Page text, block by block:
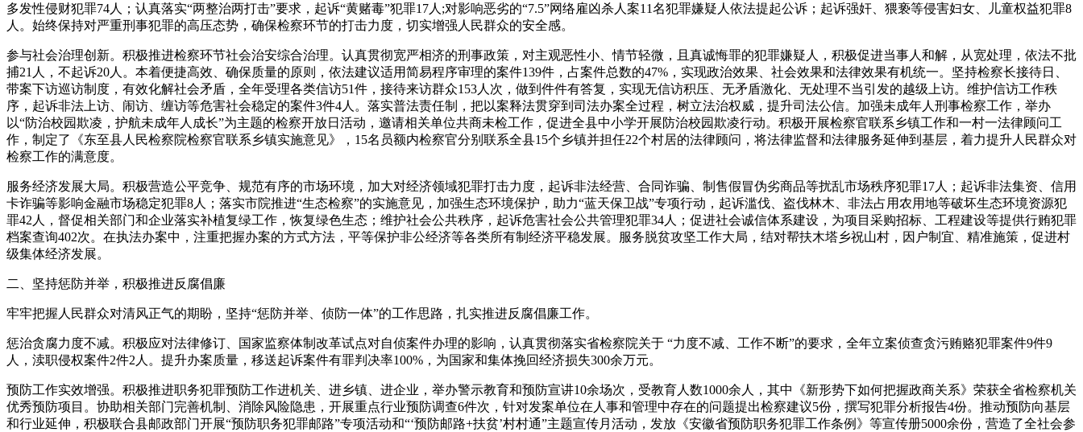
多发性侵财犯罪74人；认真落实“两整治两打击”要求，起诉“黄赌毒”犯罪17人;对影响恶劣的“7.5”网络雇凶杀人案11名犯罪嫌疑人依法提起公诉；起诉强奸、猥亵等侵害妇女、儿童权益犯罪8
人。始终保持对严重刑事犯罪的高压态势，确保检察环节的打击力度，切实增强人民群众的安全感。
参与社会治理创新。积极推进检察环节社会治安综合治理。认真贯彻宽严相济的刑事政策，对主观恶性小、情节轻微，且真诚悔罪的犯罪嫌疑人，积极促进当事人和解，从宽处理，依法不批
捕21人，不起诉20人。本着便捷高效、确保质量的原则，依法建议适用简易程序审理的案件139件，占案件总数的47%，实现政治效果、社会效果和法律效果有机统一。坚持检察长接待日、
带案下访巡访制度，有效化解社会矛盾，全年受理各类信访51件，接待来访群众153人次，做到件件有答复，实现无信访积压、无矛盾激化、无处理不当引发的越级上访。维护信访工作秩
序，起诉非法上访、闹访、缠访等危害社会稳定的案件3件4人。落实普法责任制，把以案释法贯穿到司法办案全过程，树立法治权威，提升司法公信。加强未成年人刑事检察工作，举办
以“防治校园欺凌，护航未成年人成长”为主题的检察开放日活动，邀请相关单位共商未检工作，促进全县中小学开展防治校园欺凌行动。积极开展检察官联系乡镇工作和一村一法律顾问工
作，制定了《东至县人民检察院检察官联系乡镇实施意见》，15名员额内检察官分别联系全县15个乡镇并担任22个村居的法律顾问，将法律监督和法律服务延伸到基层，着力提升人民群众对
检察工作的满意度。
服务经济发展大局。积极营造公平竞争、规范有序的市场环境，加大对经济领域犯罪打击力度，起诉非法经营、合同诈骗、制售假冒伪劣商品等扰乱市场秩序犯罪17人；起诉非法集资、信用
卡诈骗等影响金融市场稳定犯罪8人；落实市院推进“生态检察”的实施意见，加强生态环境保护，助力“蓝天保卫战”专项行动，起诉滥伐、盗伐林木、非法占用农用地等破坏生态环境资源犯
罪42人，督促相关部门和企业落实补植复绿工作，恢复绿色生态；维护社会公共秩序，起诉危害社会公共管理犯罪34人；促进社会诚信体系建设，为项目采购招标、工程建设等提供行贿犯罪
档案查询402次。在执法办案中，注重把握办案的方式方法，平等保护非公经济等各类所有制经济平稳发展。服务脱贫攻坚工作大局，结对帮扶木塔乡祝山村，因户制宜、精准施策，促进村
级集体经济发展。
二、坚持惩防并举，积极推进反腐倡廉
牢牢把握人民群众对清风正气的期盼，坚持“惩防并举、侦防一体”的工作思路，扎实推进反腐倡廉工作。
惩治贪腐力度不减。积极应对法律修订、国家监察体制改革试点对自侦案件办理的影响，认真贯彻落实省检察院关于 “力度不减、工作不断”的要求，全年立案侦查贪污贿赂犯罪案件9件9
人，渎职侵权案件2件2人。提升办案质量，移送起诉案件有罪判决率100%，为国家和集体挽回经济损失300余万元。
预防工作实效增强。积极推进职务犯罪预防工作进机关、进乡镇、进企业，举办警示教育和预防宣讲10余场次，受教育人数1000余人，其中《新形势下如何把握政商关系》荣获全省检察机关
优秀预防项目。协助相关部门完善机制、消除风险隐患，开展重点行业预防调查6件次，针对发案单位在人事和管理中存在的问题提出检察建议5份，撰写犯罪分析报告4份。推动预防向基层
和行业延伸，积极联合县邮政部门开展“预防职务犯罪邮路”专项活动和“‘预防邮路+扶贫’村村通”主题宣传月活动，发放《安徽省预防职务犯罪工作条例》等宣传册5000余份，营造了全社会参